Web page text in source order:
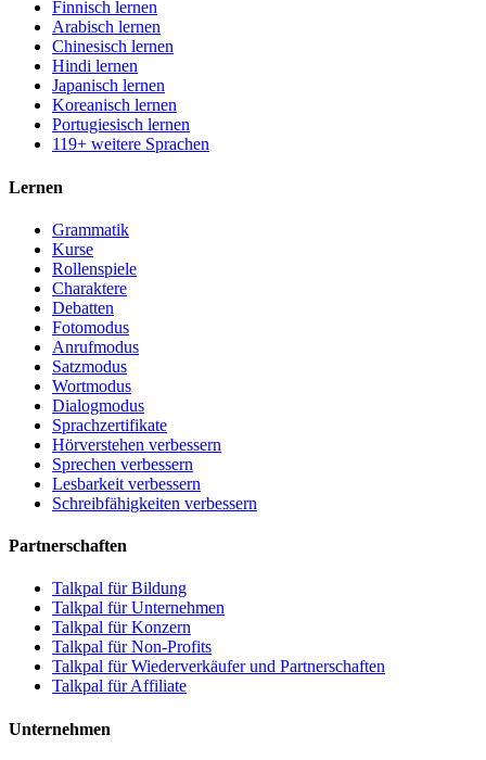
Finnisch lernen
Arabisch lernen
Chinesisch lernen
Hindi lernen
Japanisch lernen
Koreanisch lernen
Portugiesisch lernen
119+ weitere Sprachen
Lernen
Grammatik
Kurse
Rollenspiele
Charaktere
Debatten
Fotomodus
Anrufmodus
Satzmodus
Wortmodus
Dialogmodus
Sprachzertifikate
Hörverstehen verbessern
Sprechen verbessern
Lesbarkeit verbessern
Schreibfähigkeiten verbessern
Partnerschaften
Talkpal für Bildung
Talkpal für Unternehmen
Talkpal für Konzern
Talkpal für Non-Profits
Talkpal für Wiederverkäufer und Partnerschaften
Talkpal für Affiliate
Unternehmen